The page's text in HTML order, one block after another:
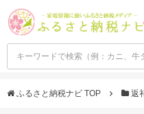
ふるさと納税ナビ TOP 返